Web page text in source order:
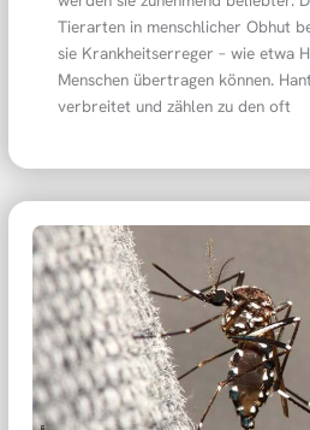
Tierarten in menschlicher Obhut
sie Krankheitserreger – wie etwa
Menschen übertragen können.
verbreitet und zählen zu den oft